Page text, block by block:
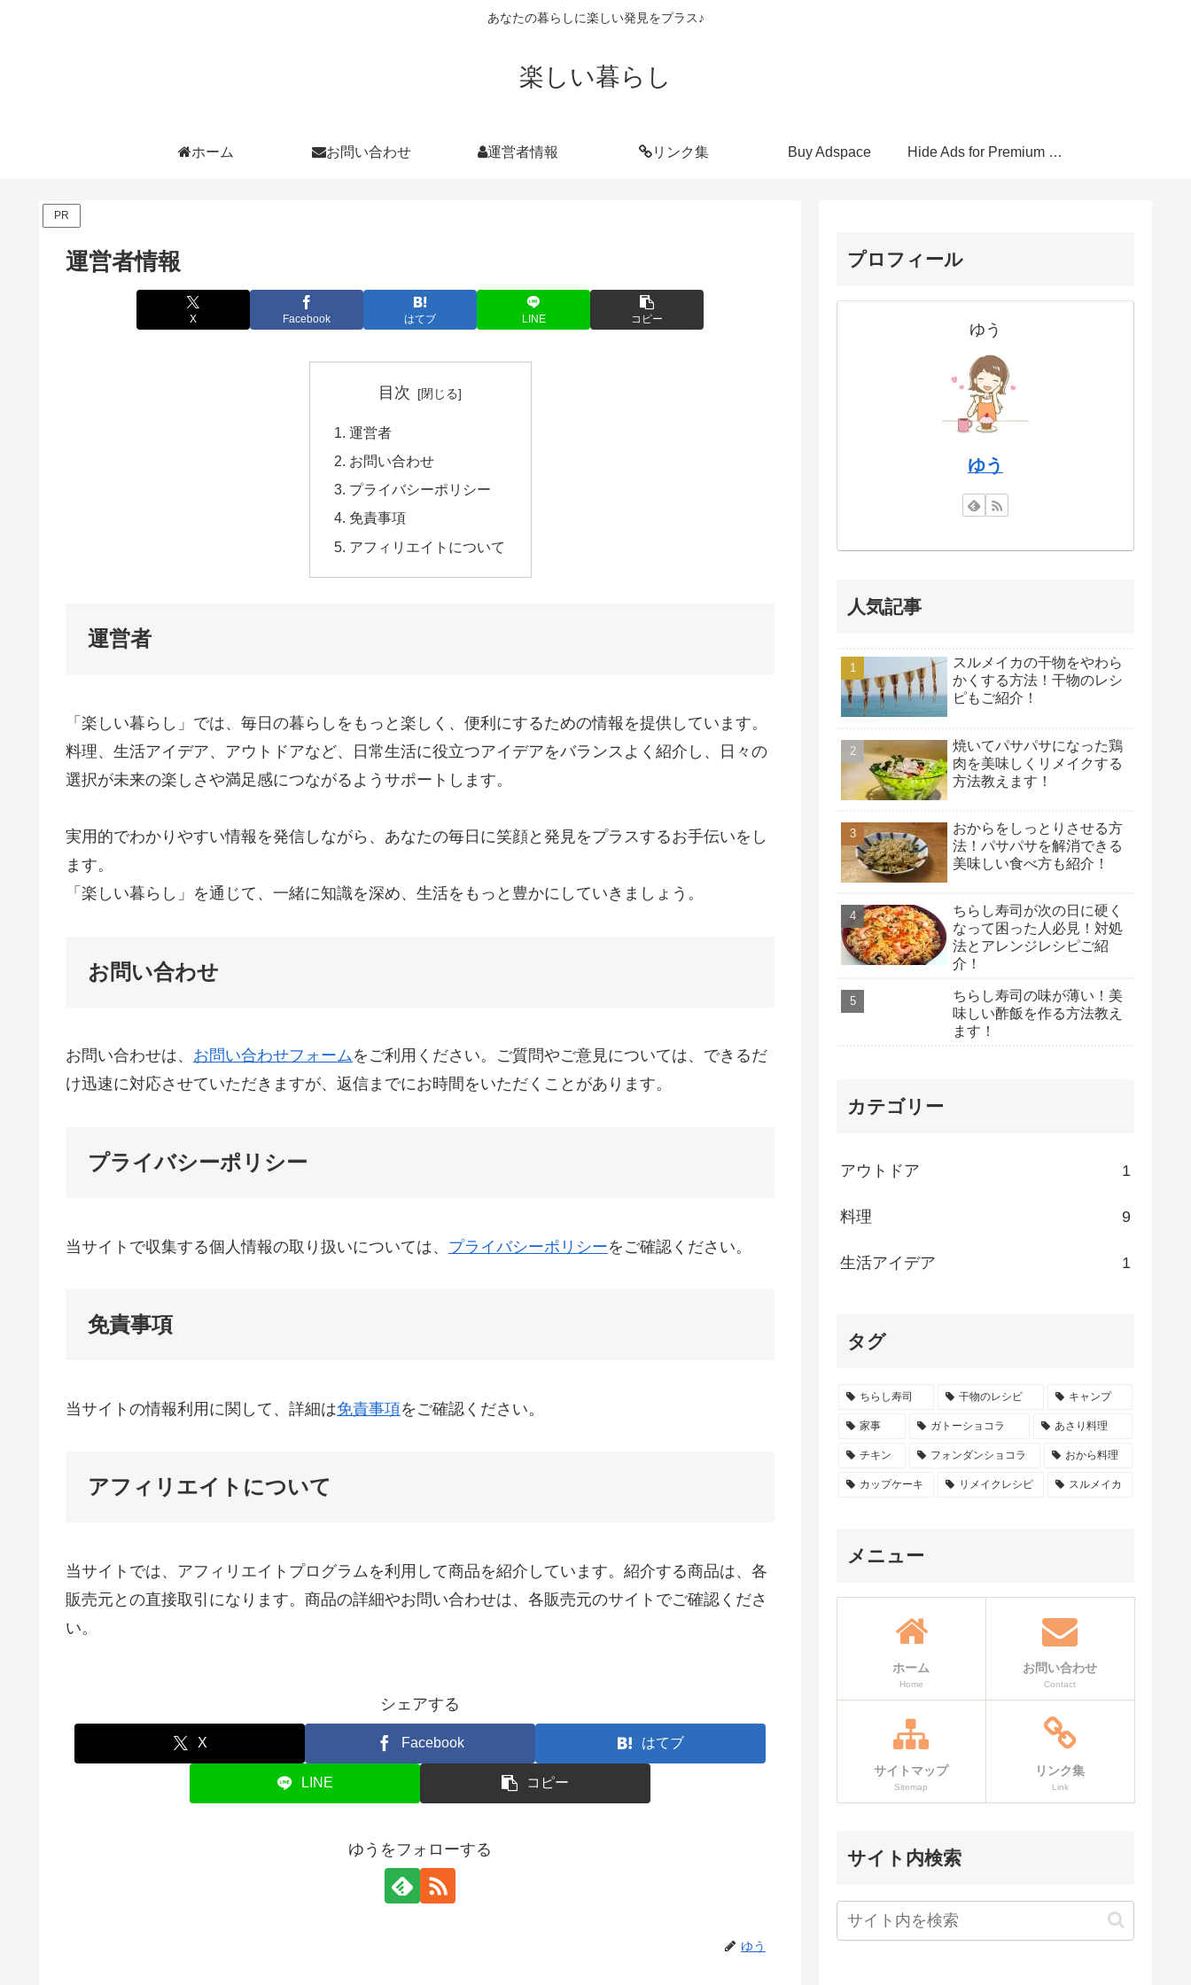
あなたの暮らしに楽しい発見をプラス♪
楽しい暮らし
ホーム お問い合わせ 運営者情報 リンク集 Buy Adspace Hide Ads for Premium Members
PR
運営者情報
X Facebook はてブ LINE コピー
目次
運営者
お問い合わせ
プライバシーポリシー
免責事項
アフィリエイトについて
運営者
「楽しい暮らし」では、毎日の暮らしをもっと楽しく、便利にするための情報を提供しています。
料理、生活アイデア、アウトドアなど、日常生活に役立つアイデアをバランスよく紹介し、日々の
選択が未来の楽しさや満足感につながるようサポートします。
実用的でわかりやすい情報を発信しながら、あなたの毎日に笑顔と発見をプラスするお手伝いをし
ます。
「楽しい暮らし」を通じて、一緒に知識を深め、生活をもっと豊かにしていきましょう。
お問い合わせ
お問い合わせは、 お問い合わせフォームをご利用ください。ご質問やご意見については、できるだ
け迅速に対応させていただきますが、返信までにお時間をいただくことがあります。
プライバシーポリシー
当サイトで収集する個人情報の取り扱いについては、 プライバシーポリシーをご確認ください。
免責事項
当サイトの情報利用に関して、詳細は免責事項をご確認ください。
アフィリエイトについて
当サイトでは、アフィリエイトプログラムを利用して商品を紹介しています。紹介する商品は、各
販売元との直接取引になります。商品の詳細やお問い合わせは、各販売元のサイトでご確認くださ
い。
シェアする
X Facebook はてブ
LINE コピー
ゆうをフォローする
ゆう
プロフィール
ゆう
ゆう
人気記事
スルメイカの干物をやわら
かくする方法！干物のレシ
ピもご紹介！
焼いてパサパサになった鶏
肉を美味しくリメイクする
方法教えます！
おからをしっとりさせる方
法！パサパサを解消できる
美味しい食べ方も紹介！
ちらし寿司が次の日に硬く
なって困った人必見！対処
法とアレンジレシピご紹
介！
ちらし寿司の味が薄い！美
味しい酢飯を作る方法教え
ます！
カテゴリー
アウトドア 1
料理 9
生活アイデア 1
タグ
ちらし寿司 干物のレシピ キャンプ
家事 ガトーショコラ あさり料理
チキン フォンダンショコラ おから料理
カップケーキ リメイクレシピ スルメイカ
メニュー
ホーム
Home
お問い合わせ
Contact
サイトマップ
Sitemap
リンク集
Link
サイト内検索